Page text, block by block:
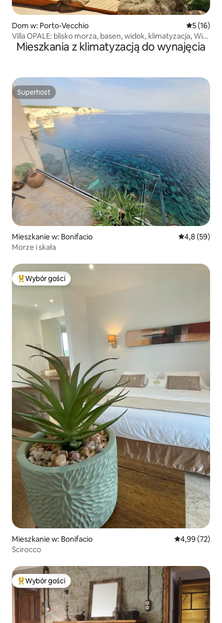
Dom w: Porto-Vecchio Średnia
5 (16)
Villa OPALE: blisko morza, basen, widok, klimatyzacja, Wi-
FiMieszkania z klimatyzacją do wynajęcia
Superhost
Superhost
Mieszkanie w: Bonifacio Średnia
4,8 (59)
Morze i skała
Najpopularniejsze z kategorii Wybór gości
Wybór gości
Mieszkanie w: Bonifacio Średnia
4,99 (72)
Scirocco
Najpopularniejsze z kategorii Wybór gości
Wybór gości